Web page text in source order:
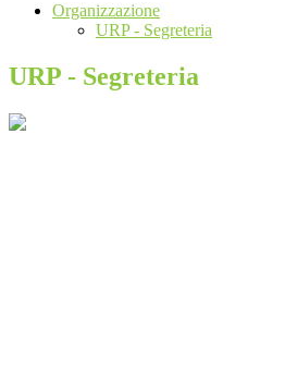
Organizzazione
URP - Segreteria
URP - Segreteria